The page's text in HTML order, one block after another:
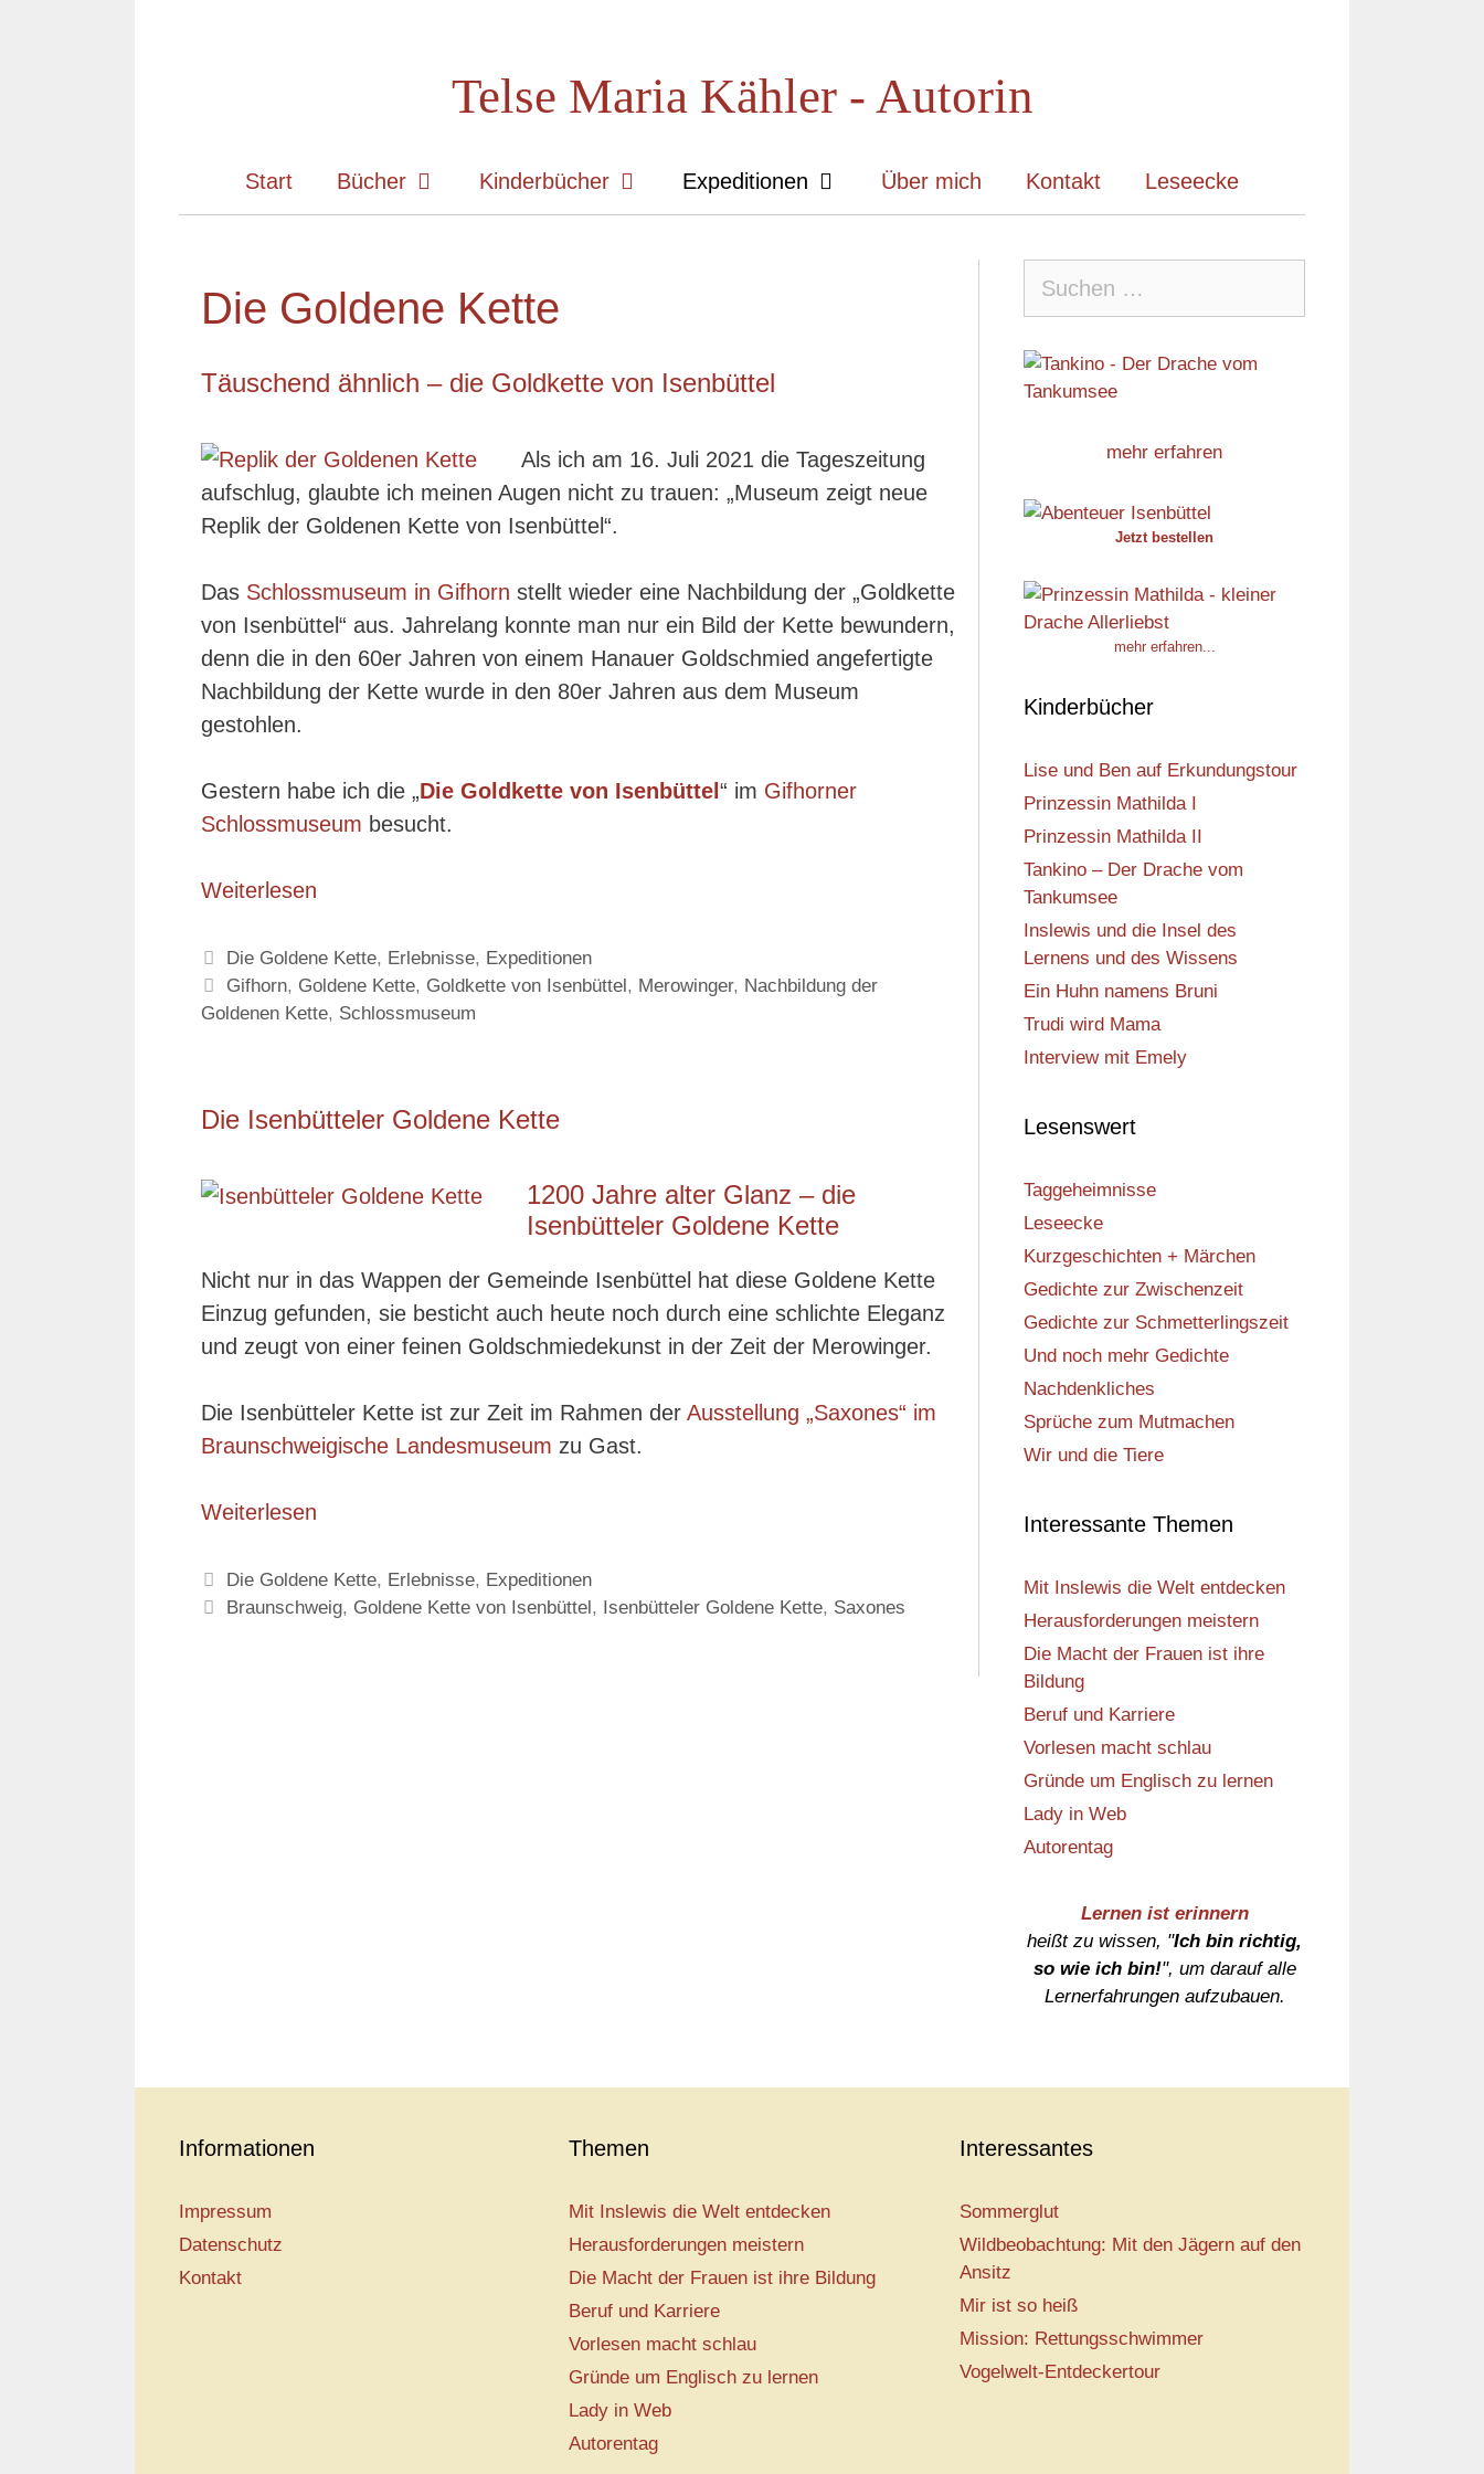
Telse Maria Kähler - Autorin
Start Bücher Kinderbücher Expeditionen Über mich Kontakt Leseecke
Die Goldene Kette
Täuschend ähnlich – die Goldkette von Isenbüttel
Als ich am 16. Juli 2021 die Tageszeitung
aufschlug, glaubte ich meinen Augen nicht zu trauen: „Museum zeigt neue
Replik der Goldenen Kette von Isenbüttel“.
Das Schlossmuseum in Gifhorn stellt wieder eine Nachbildung der „Goldkette
von Isenbüttel“ aus. Jahrelang konnte man nur ein Bild der Kette bewundern,
denn die in den 60er Jahren von einem Hanauer Goldschmied angefertigte
Nachbildung der Kette wurde in den 80er Jahren aus dem Museum
gestohlen.
Gestern habe ich die „Die Goldkette von Isenbüttel “ im Gifhorner
Schlossmuseum besucht.
Weiterlesen
Kategorien
Die Goldene Kette, Erlebnisse, Expeditionen
Schlagwörter
Gifhorn, Goldene Kette, Goldkette von Isenbüttel, Merowinger, Nachbildung der
Goldenen Kette, Schlossmuseum
Die Isenbütteler Goldene Kette
1200 Jahre alter Glanz – die
Isenbütteler Goldene Kette
Nicht nur in das Wappen der Gemeinde Isenbüttel hat diese Goldene Kette
Einzug gefunden, sie besticht auch heute noch durch eine schlichte Eleganz
und zeugt von einer feinen Goldschmiedekunst in der Zeit der Merowinger.
Die Isenbütteler Kette ist zur Zeit im Rahmen der Ausstellung „Saxones“ im
Braunschweigische Landesmuseum zu Gast.
Weiterlesen
Kategorien
Die Goldene Kette, Erlebnisse, Expeditionen
Schlagwörter
Braunschweig, Goldene Kette von Isenbüttel, Isenbütteler Goldene Kette, Saxones
nach:
mehr erfahren
Jetzt bestellen
mehr erfahren...
Kinderbücher
Lise und Ben auf Erkundungstour
Prinzessin Mathilda I
Prinzessin Mathilda II
Tankino – Der Drache vom
Tankumsee
Inslewis und die Insel des
Lernens und des Wissens
Ein Huhn namens Bruni
Trudi wird Mama
Interview mit Emely
Lesenswert
Taggeheimnisse
Leseecke
Kurzgeschichten + Märchen
Gedichte zur Zwischenzeit
Gedichte zur Schmetterlingszeit
Und noch mehr Gedichte
Nachdenkliches
Sprüche zum Mutmachen
Wir und die Tiere
Interessante Themen
Mit Inslewis die Welt entdecken
Herausforderungen meistern
Die Macht der Frauen ist ihre
Bildung
Beruf und Karriere
Vorlesen macht schlau
Gründe um Englisch zu lernen
Lady in Web
Autorentag
Lernen ist erinnern
heißt zu wissen, "Ich bin richtig,
so wie ich bin!", um darauf alle
Lernerfahrungen aufzubauen.
Informationen
Impressum
Datenschutz
Kontakt
Themen
Mit Inslewis die Welt entdecken
Herausforderungen meistern
Die Macht der Frauen ist ihre Bildung
Beruf und Karriere
Vorlesen macht schlau
Gründe um Englisch zu lernen
Lady in Web
Autorentag
Interessantes
Sommerglut
Wildbeobachtung: Mit den Jägern auf den
Ansitz
Mir ist so heiß
Mission: Rettungsschwimmer
Vogelwelt-Entdeckertour